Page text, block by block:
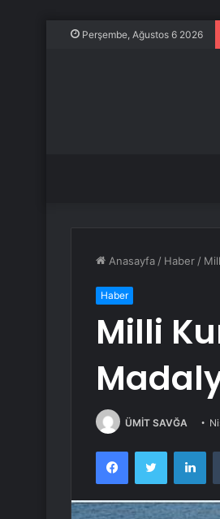
Perşembe, Ağustos 6 2026
Anasayfa / Haber /
Haber
Milli
ÜMİT SAVĞA
FacebookTwitter